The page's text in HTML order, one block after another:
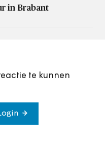
in Brabant
te kunnen